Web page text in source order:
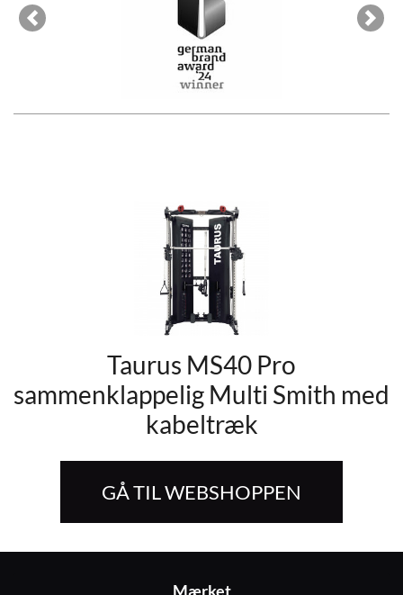
Previous Next
Taurus MS40 Pro
sammenklappelig Multi Smith med
kabeltræk
GÅ TIL WEBSHOPPEN
Mærket